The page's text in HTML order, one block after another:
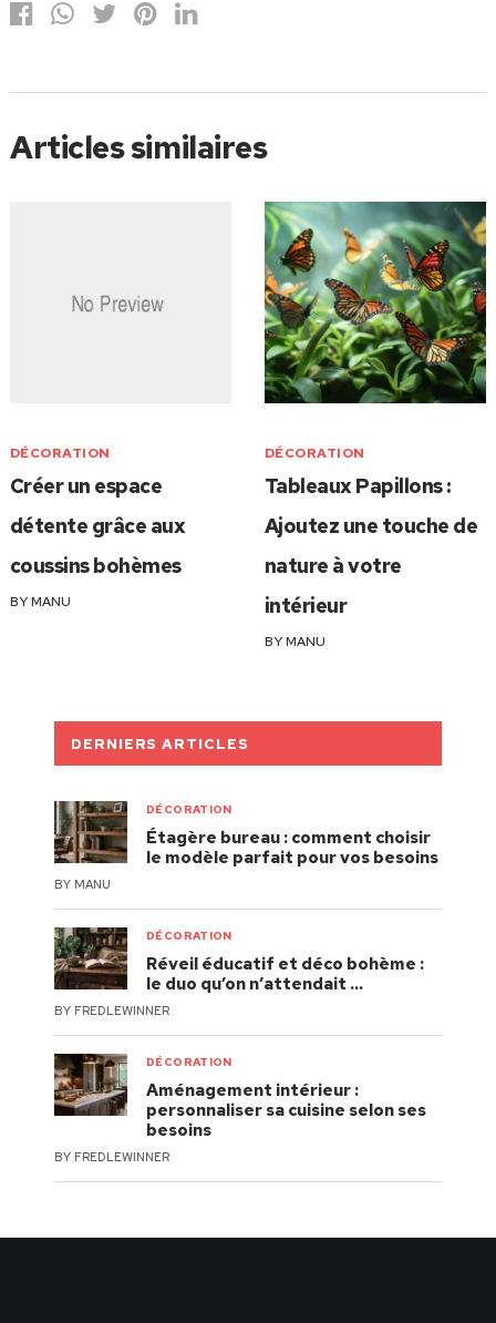
Articles similaires
DÉCORATION
Créer un espace
détente grâce aux
coussins bohèmes
BYMANU
DÉCORATION
Tableaux Papillons :
Ajoutez une touche de
nature à votre
intérieur
BYMANU
DERNIERS ARTICLES
DÉCORATION
Étagère bureau : comment choisir
le modèle parfait pour vos besoins
BY MANU
DÉCORATION
Réveil éducatif et déco bohème :
le duo qu’on n’attendait …
BY FREDLEWINNER
DÉCORATION
Aménagement intérieur :
personnaliser sa cuisine selon ses
besoins
BY FREDLEWINNER